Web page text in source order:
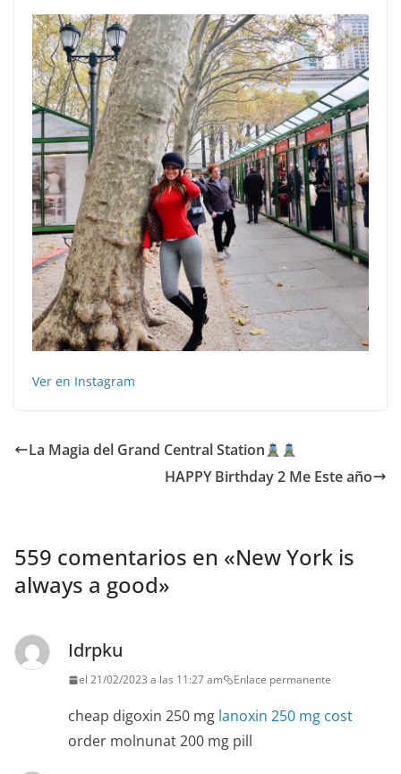
Ver en Instagram
La Magia del Grand Central Station
HAPPY Birthday 2 Me️ Este año
559 comentarios en «New York is
always a good»
Idrpku
el 21/02/2023 a las 11:27 am Enlace permanente
cheap digoxin 250 mg lanoxin 250 mg cost
order molnunat 200 mg pill